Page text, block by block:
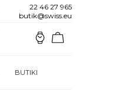
22 46 27 965
butik@swiss.eu
BUTIKI